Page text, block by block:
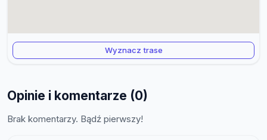
Wyznacz trase
Opinie i komentarze (0)
Brak komentarzy. Bądź pierwszy!